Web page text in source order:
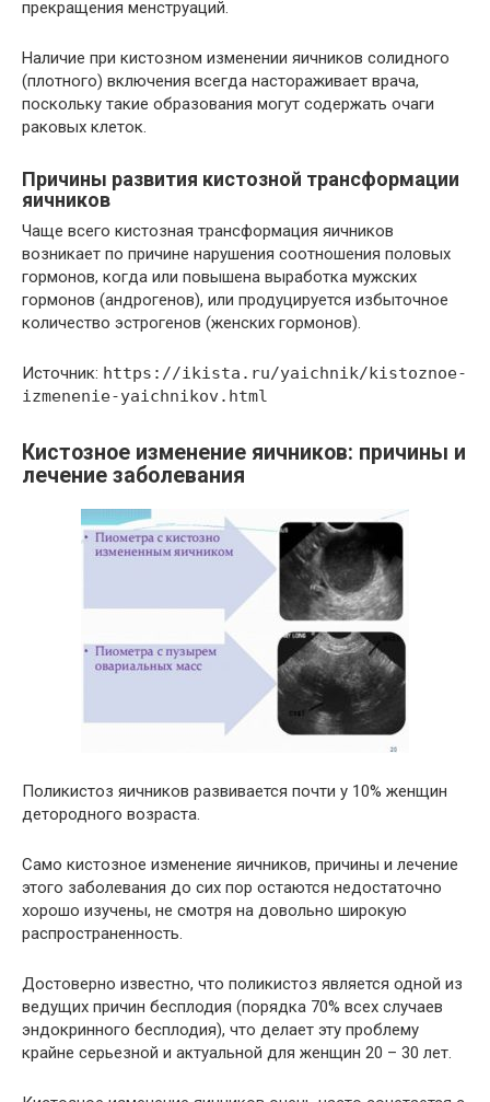
прекращения менструаций.
Наличие при кистозном изменении яичников солидного
(плотного) включения всегда настораживает врача,
поскольку такие образования могут содержать очаги
раковых клеток.
Причины развития кистозной трансформации
яичников
Чаще всего кистозная трансформация яичников
возникает по причине нарушения соотношения половых
гормонов, когда или повышена выработка мужских
гормонов (андрогенов), или продуцируется избыточное
количество эстрогенов (женских гормонов).
Источник: https://ikista.ru/yaichnik/kistoznoe-
izmenenie-yaichnikov.html
Кистозное изменение яичников: причины и
лечение заболевания
Поликистоз яичников развивается почти у 10% женщин
детородного возраста.
Само кистозное изменение яичников, причины и лечение
этого заболевания до сих пор остаются недостаточно
хорошо изучены, не смотря на довольно широкую
распространенность.
Достоверно известно, что поликистоз является одной из
ведущих причин бесплодия (порядка 70% всех случаев
эндокринного бесплодия), что делает эту проблему
крайне серьезной и актуальной для женщин 20 – 30 лет.